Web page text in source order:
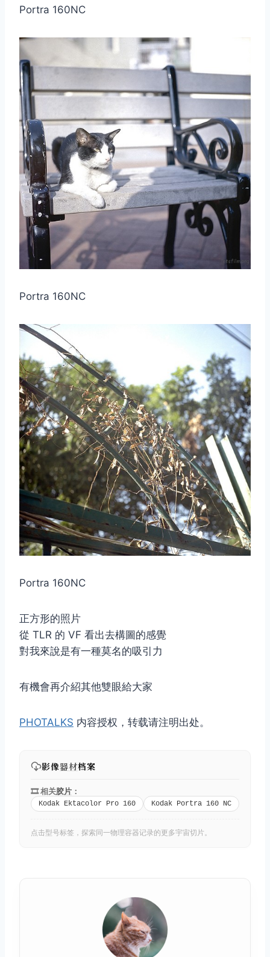
Portra 160NC
Portra 160NC
Portra 160NC
正方形的照片
從 TLR 的 VF 看出去構圖的感覺
對我來說是有一種莫名的吸引力
有機會再介紹其他雙眼給大家
PHOTALKS 内容授权，转载请注明出处。
影像器材档案
🎞️ 相关胶片 ：
Kodak Ektacolor Pro 160 Kodak Portra 160 NC
点击型号标签，探索同一物理容器记录的更多宇宙切片。
取消 搜索